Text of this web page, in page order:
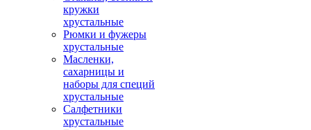
кружки
хрустальные
Рюмки и фужеры
хрустальные
Масленки,
сахарницы и
наборы для специй
хрустальные
Салфетники
хрустальные